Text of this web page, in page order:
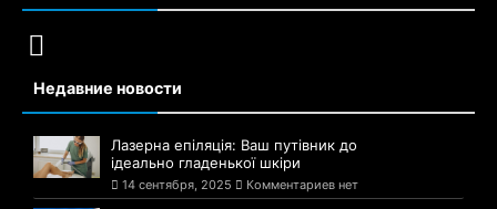
Недавние новости
Лазерна епіляція: Ваш путівник до
ідеально гладенької шкіри
14 сентября, 2025 Комментариев нет